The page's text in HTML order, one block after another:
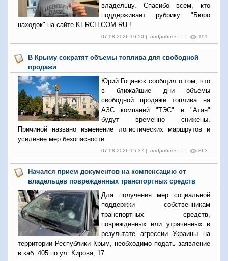
владельцу. Спасибо всем, кто
поддерживает рубрику "Бюро
находок" на сайте KERCH.COM.RU !
07.08.2026 16:50 | подробнее ... | 191
В Крыму сократят объемы топлива для свободной
продажи
Юрий Гоцанюк сообщил о том, что
в ближайшие дни объемы
свободной продажи топлива на
АЗС компаний "ТЭС" и "Атан"
будут временно снижены.
Причиной названо изменение логистических маршрутов и
усиление мер безопасности.
07.08.2026 15:37 | подробнее ... | 863
Начался прием документов на компенсацию от
владельцев поврежденных транспортных средств
Для получения мер социальной
поддержки собственникам
транспортных средств,
повреждённых или утраченных в
результате агрессии Украины на
территории Республики Крым, необходимо подать заявление
в каб. 405 по ул. Кирова, 17.